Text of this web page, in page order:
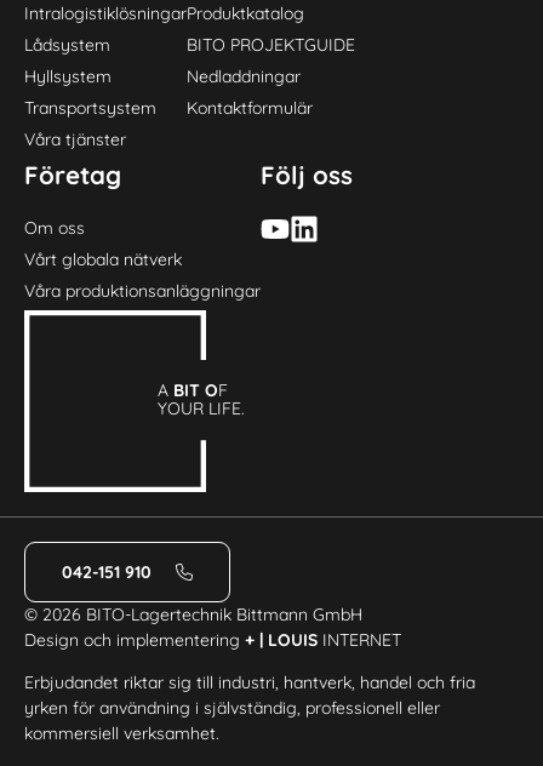
Intralogistiklösningar
Lådsystem
Hyllsystem
Transportsystem
Våra tjänster
Produktkatalog
BITO PROJEKTGUIDE
Nedladdningar
Kontaktformulär
Företag
Om oss
Vårt globala nätverk
Våra produktionsanläggningar
Följ oss
A BIT OF
YOUR LIFE.
042-151 910
© 2026 BITO-Lagertechnik Bittmann GmbH
Design och implementering+ | LOUIS INTERNET
Erbjudandet riktar sig till industri, hantverk, handel och fria
yrken för användning i självständig, professionell eller
kommersiell verksamhet.